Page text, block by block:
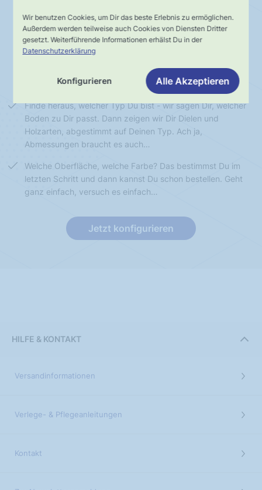
Wir benutzen Cookies, um Dir das beste Erlebnis zu ermöglichen.
Außerdem werden teilweise auch Cookies von Diensten Dritter
gesetzt. Weiterführende Informationen erhälst Du in der
Datenschutzerklärung
Konfigurieren Alle Akzeptieren
Typ bestimmen Diele wählen
Diele individualisieren
Finde heraus, welcher Typ Du bist - wir sagen Dir, welcher
Boden zu Dir passt. Dann zeigen wir Dir Dielen und
Holzarten, abgestimmt auf Deinen Typ. Ach ja,
Abmessungen braucht es auch…
Welche Oberfläche, welche Farbe? Das bestimmst Du im
letzten Schritt und dann kannst Du schon bestellen. Geht
ganz einfach, versuch es einfach…
Jetzt konfigurieren
HILFE & KONTAKT
Versandinformationen
Verlege- & Pflegeanleitungen
Kontakt